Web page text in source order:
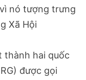
nó tượng trưng
Xã Hội
thành hai quốc
được gọi